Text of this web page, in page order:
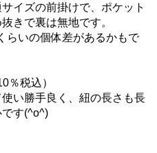
イズの前掛けで、ポケット
きで裏は無地です。
らいの個体差があるかもで
％税込）
い勝手良く、紐の長さも長
す(^o^)